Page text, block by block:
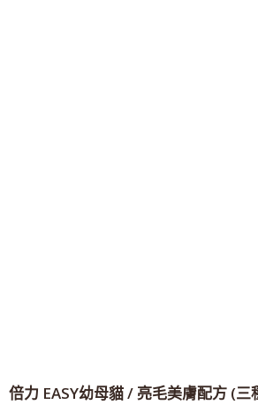
倍力 EASY幼母貓 / 亮毛美膚配方 (三